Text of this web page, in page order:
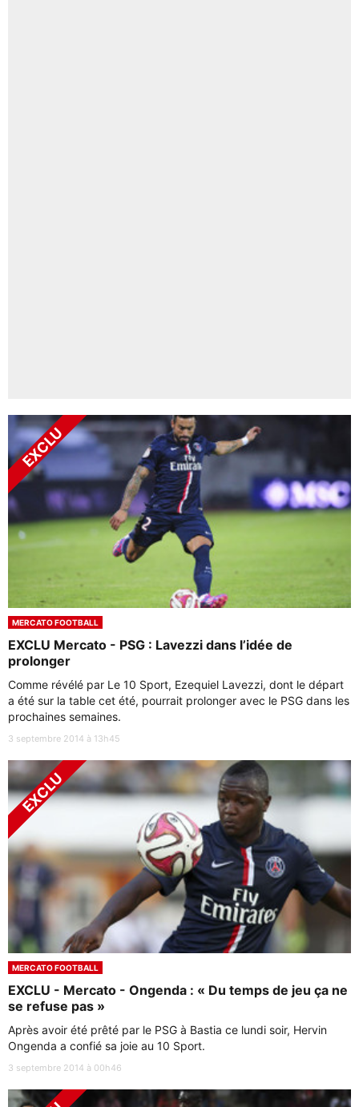
MERCATO FOOTBALL
EXCLU Mercato - PSG : Lavezzi dans l’idée de
prolonger
Comme révélé par Le 10 Sport, Ezequiel Lavezzi, dont le départ
a été sur la table cet été, pourrait prolonger avec le PSG dans les
prochaines semaines.
3 septembre 2014 à 13h45
MERCATO FOOTBALL
EXCLU - Mercato - Ongenda : « Du temps de jeu ça ne
se refuse pas »
Après avoir été prêté par le PSG à Bastia ce lundi soir, Hervin
Ongenda a confié sa joie au 10 Sport.
3 septembre 2014 à 00h46